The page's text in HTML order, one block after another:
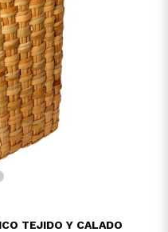
TEJIDO Y CALADO